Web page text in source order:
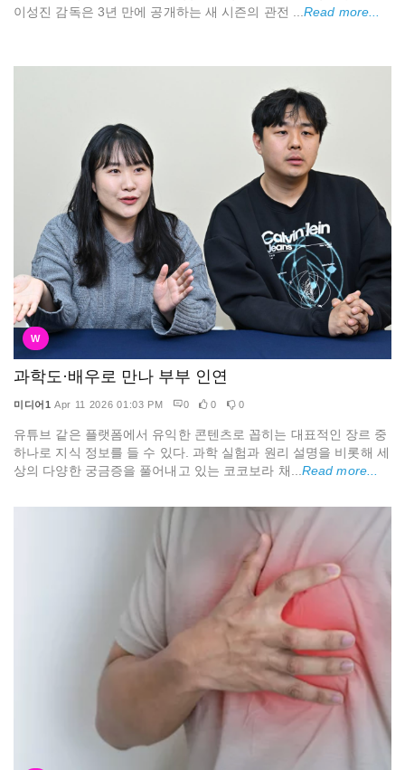
이성진 감독은 3년 만에 공개하는 새 시즌의 관전 ...Read more...
W
과학도·배우로 만나 부부 인연
미디어1 Apr 11 2026 01:03 PM 0 0 0
유튜브 같은 플랫폼에서 유익한 콘텐츠로 꼽히는 대표적인 장르 중
하나로 지식 정보를 들 수 있다. 과학 실험과 원리 설명을 비롯해 세
상의 다양한 궁금증을 풀어내고 있는 코코보라 채...Read more...